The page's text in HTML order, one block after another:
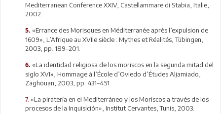
Mediterranean Conference XXIV, Castellammare di Stabia, Italie,
2002.
5. «Errance des Morisques en Méditerranée après l’expulsion de
1609», L’Afrique au XVIIe siècle : Mythes et Réalités, Tübingen,
2003, pp. 189–201.
6. «La identidad religiosa de los moriscos en la segunda mitad del
siglo XVI», Hommage à l’École d’Oviedo d’Études Aljamiado,
Zaghouan, 2003, pp. 431–451.
7. «La piratería en el Mediterráneo y los Moriscos a través de los
procesos de la Inquisición», Institut Cervantes, Tunis, 2003.